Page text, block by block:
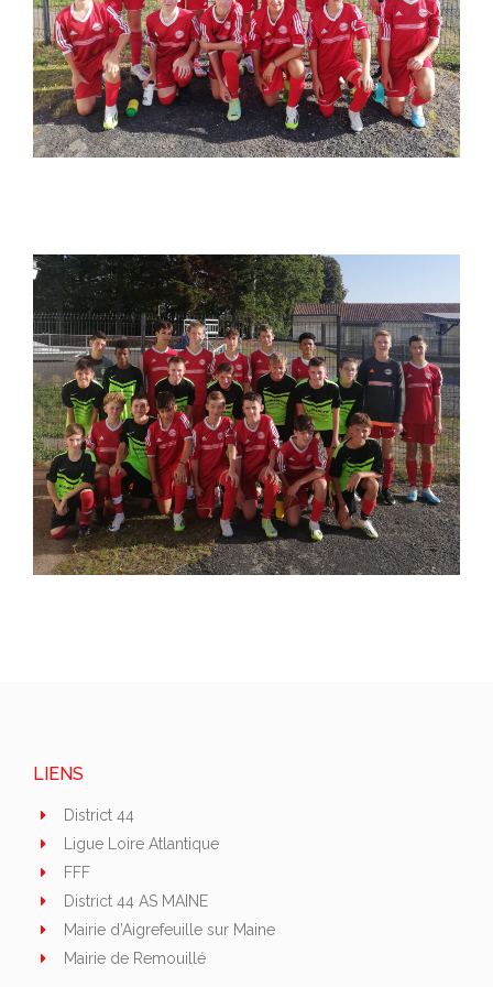
LIENS
District 44
Ligue Loire Atlantique
FFF
District 44 AS MAINE
Mairie d’Aigrefeuille sur Maine
Mairie de Remouillé